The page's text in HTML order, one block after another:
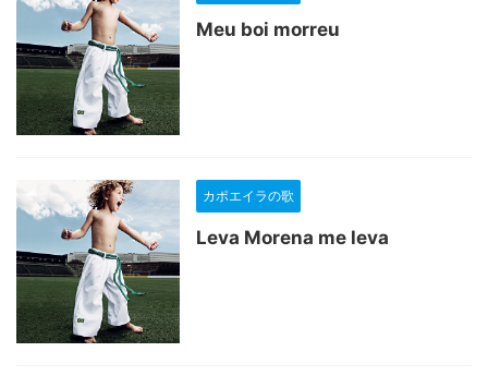
Meu boi morreu
カポエイラの歌
Leva Morena me leva